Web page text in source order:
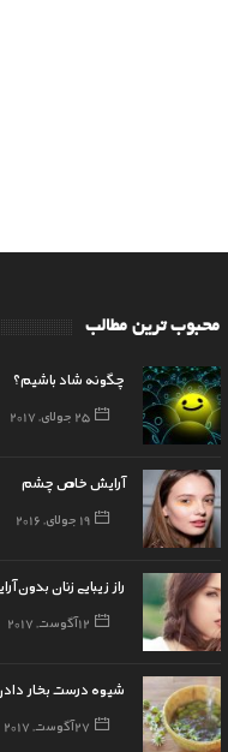
محبوب ترین مطالب
چگونه شاد باشیم؟
25 جولای, 2017
آرایش خاص چشم
19 جولای, 2016
راز زیبایی زنان
12 آگوست, 2017
شیوه درست بخار
27 آگوست, 2017